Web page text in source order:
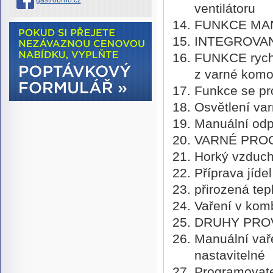
ventilátoru
FUNKCE
FUNKCE
z varné
Funkce se
Osvětlení
Manuální
VARNÉ
Horký
Příprava
přirozená
Vaření v
DRUHY
Manuální
nastavitelné